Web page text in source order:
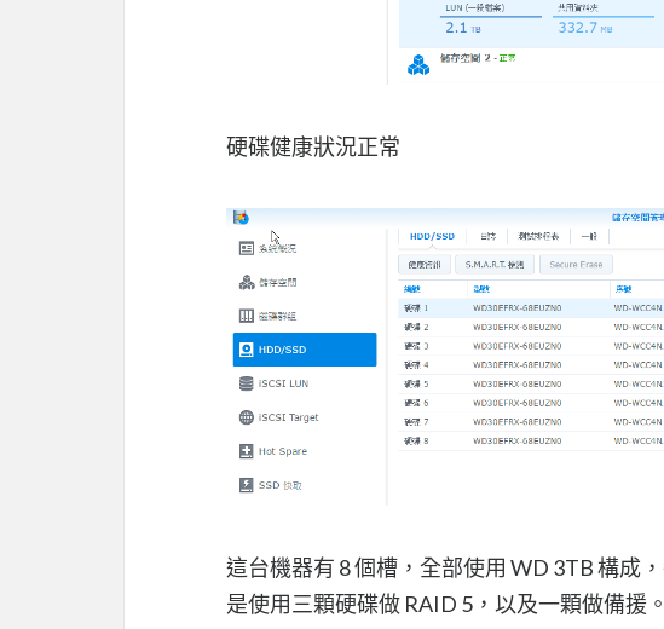
硬碟健康狀況正常
這台機器有 8 個槽，全部使用 WD 3TB 構成
是使用三顆硬碟做 RAID 5，以及一顆做備援。